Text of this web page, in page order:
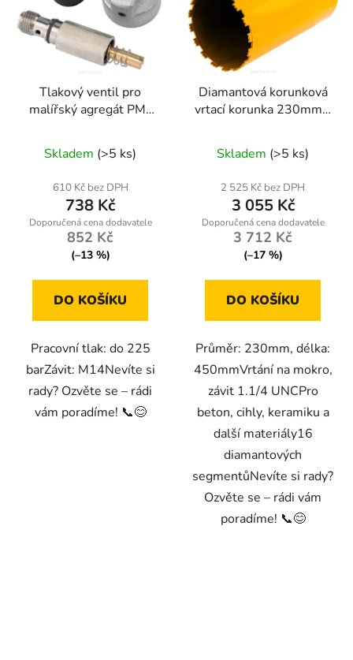
Tlakový ventil pro
malířský agregát PM-
Skladem (>5 ks)
610 Kč bez DPH
738 Kč
852 Kč
(–13 %)
DO KOŠÍKU
Pracovní tlak: do 225
barZávit: M14Nevíte si
rady? Ozvěte se – rádi
vám poradíme! 📞😊
Diamantová korunková
vrtací korunka 230mm x
Skladem (>5 ks)
2 525 Kč bez DPH
3 055 Kč
3 712 Kč
(–17 %)
DO KOŠÍKU
Průměr: 230mm, délka:
450mmVrtání na mokro,
závit 1.1/4 UNCPro
beton, cihly, keramiku a
další materiály16
diamantových
segmentůNevíte si rady?
Ozvěte se – rádi vám
poradíme! 📞😊